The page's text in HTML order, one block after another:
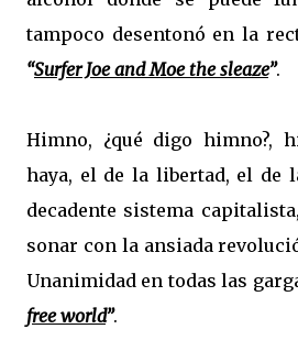
tampoco desentonó en la
“Surfer Joe and Moe the sleaze”.
Himno, ¿qué digo himno?,
haya, el de la libertad, el de
decadente sistema
sonar con la ansiada
Unanimidad en todas las
free world”.